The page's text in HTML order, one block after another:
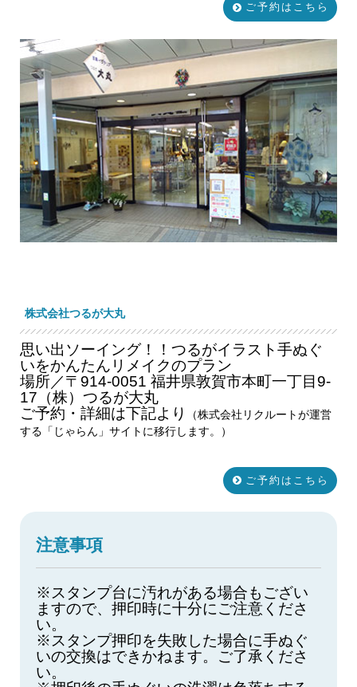
ご予約はこちら
株式会社つるが大丸
思い出ソーイング！！つるがイラスト手ぬぐ
いをかんたんリメイクのプラン
場所／〒914-0051 福井県敦賀市本町一丁目9-
17（株）つるが大丸
ご予約・詳細は下記より
（株式会社リクルートが運営
する「じゃらん」サイトに移行します。）
ご予約はこちら
注意事項
※スタンプ台に汚れがある場合もござい
ますので、押印時に十分にご注意くださ
い。
※スタンプ押印を失敗した場合に手ぬぐ
いの交換はできかねます。ご了承くださ
い。